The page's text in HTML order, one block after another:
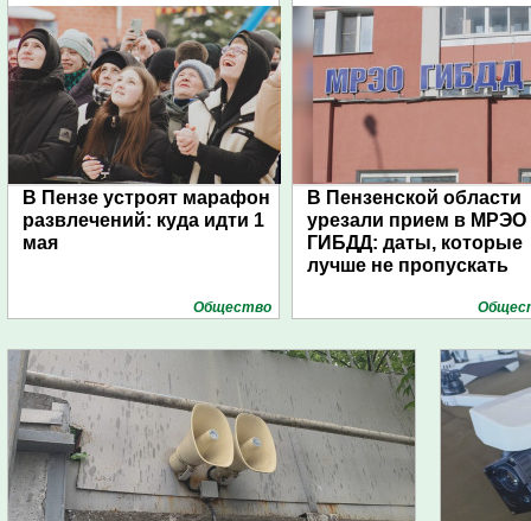
В Пензе устроят марафон
развлечений: куда идти 1
мая
Общество
В Пензенской области
урезали прием в МРЭО
ГИБДД: даты, которые
лучше не пропускать